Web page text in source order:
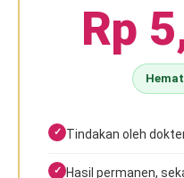
Rp
Hemat
Tindakan oleh
Hasil permanen,